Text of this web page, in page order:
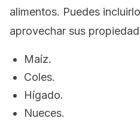
alimentos. Puedes
aprovechar sus
Maíz.
Coles.
Hígado.
Nueces.